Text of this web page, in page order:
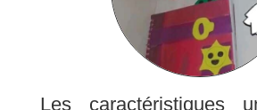
Les caractéristiques